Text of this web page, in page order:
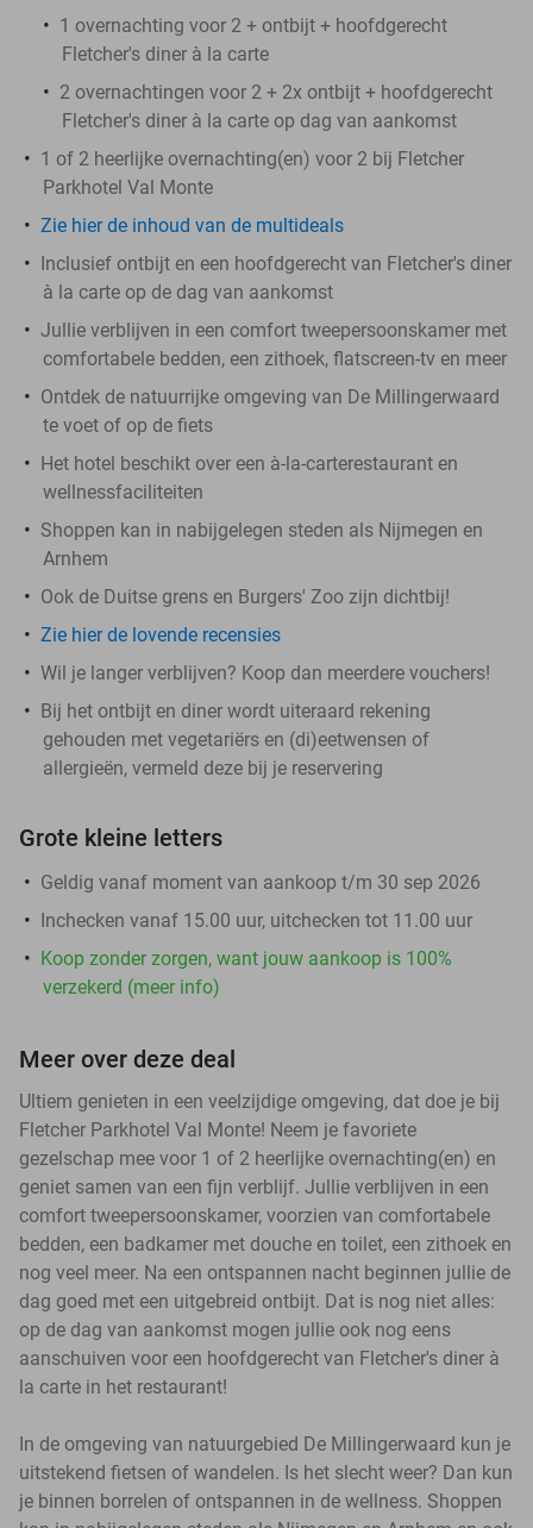
1 overnachting voor 2 + ontbijt + hoofdgerecht
Fletcher's diner à la carte
2 overnachtingen voor 2 + 2x ontbijt + hoofdgerecht
Fletcher's diner à la carte op dag van aankomst
1 of 2 heerlijke overnachting(en) voor 2 bij Fletcher
Parkhotel Val Monte
Zie hier de inhoud van de multideals
Inclusief ontbijt en een hoofdgerecht van Fletcher's diner
à la carte op de dag van aankomst
Jullie verblijven in een comfort tweepersoonskamer met
comfortabele bedden, een zithoek, flatscreen-tv en meer
Ontdek de natuurrijke omgeving van De Millingerwaard
te voet of op de fiets
Het hotel beschikt over een à-la-carterestaurant en
wellnessfaciliteiten
Shoppen kan in nabijgelegen steden als Nijmegen en
Arnhem
Ook de Duitse grens en Burgers' Zoo zijn dichtbij!
Zie hier de lovende recensies
Wil je langer verblijven? Koop dan meerdere vouchers!
Bij het ontbijt en diner wordt uiteraard rekening
gehouden met vegetariërs en (di)eetwensen of
allergieën, vermeld deze bij je reservering
Grote kleine letters
Geldig vanaf moment van aankoop t/m 30 sep 2026
Inchecken vanaf 15.00 uur, uitchecken tot 11.00 uur
Koop zonder zorgen, want jouw aankoop is 100%
verzekerd (meer info)
Meer over deze deal
Ultiem genieten in een veelzijdige omgeving, dat doe je bij
Fletcher Parkhotel Val Monte! Neem je favoriete
gezelschap mee voor 1 of 2 heerlijke overnachting(en) en
geniet samen van een fijn verblijf. Jullie verblijven in een
comfort tweepersoonskamer, voorzien van comfortabele
bedden, een badkamer met douche en toilet, een zithoek en
nog veel meer. Na een ontspannen nacht beginnen jullie de
dag goed met een uitgebreid ontbijt. Dat is nog niet alles:
op de dag van aankomst mogen jullie ook nog eens
aanschuiven voor een hoofdgerecht van Fletcher's diner à
la carte in het restaurant!
In de omgeving van natuurgebied De Millingerwaard kun je
uitstekend fietsen of wandelen. Is het slecht weer? Dan kun
je binnen borrelen of ontspannen in de wellness. Shoppen